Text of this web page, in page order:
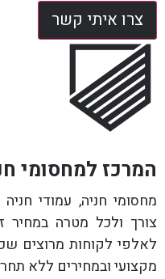
צרו איתי קשר
המרכז למחסומי
מחסומי חניה, עמודי
צורך ולכל מטרה
לאלפי לקוחות מרוצים
מקצועי ובמחירים ללא